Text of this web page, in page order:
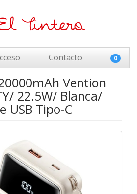
Contacto 0
Vention
22.5W/ Blanca/
USB Tipo-C